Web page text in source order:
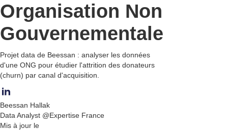
Organisation Non
Gouvernementale
Projet data de Beessan : analyser les données
d'une ONG pour étudier l'attrition des donateurs
(churn) par canal d'acquisition.
Beessan Hallak
Data Analyst @Expertise France
Mis à jour le